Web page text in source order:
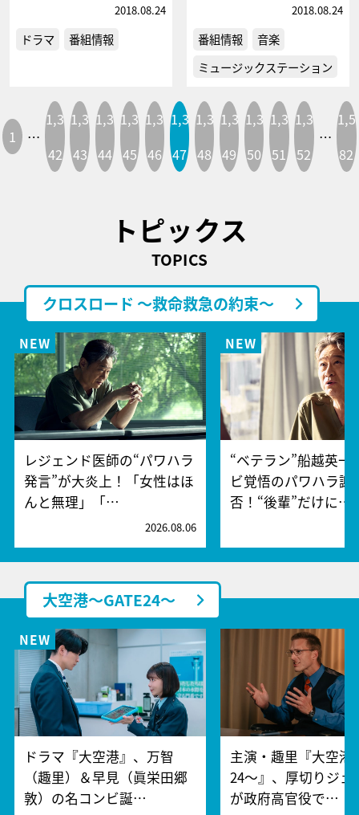
2018.08.24
ドラマ 番組情報
2018.08.24
番組情報
音楽
ミュージックステーション
1 …
1,3
42
1,3
43
1,3
44
1,3
45
1,3
46
1,3
47
1,3
48
1,3
49
1,3
50
1,3
51
1,3
52
…
1,5
82
トピックス
TOPICS
クロスロード ～救命救急の約束～
レジェンド医師の“パワハラ
発言”が大炎上！「女性はほ
んと無理」「…
2026.08.06
“ベテラン”船越英一
ビ覚悟のパワハラ謝
否！“後輩”だけに…
大空港～GATE24～
ドラマ『大空港』、万智
（趣里）＆早見（眞栄田郷
敦）の名コンビ誕…
主演・趣里『大空港
24～』、厚切りジェ
が政府高官役で…